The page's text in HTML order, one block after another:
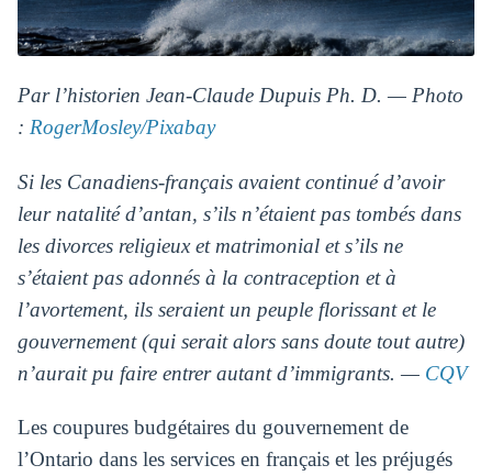
Par l’historien Jean-Claude Dupuis Ph. D. — Photo
: RogerMosley/Pixabay
Si les Canadiens-français avaient continué d’avoir
leur natalité d’antan, s’ils n’étaient pas tombés dans
les divorces religieux et matrimonial et s’ils ne
s’étaient pas adonnés à la contraception et à
l’avortement, ils seraient un peuple florissant et le
gouvernement (qui serait alors sans doute tout autre)
n’aurait pu faire entrer autant d’immigrants. — CQV
Les coupures budgétaires du gouvernement de
l’Ontario dans les services en français et les préjugés